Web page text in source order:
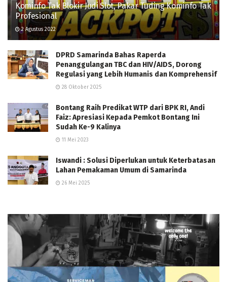
Kominfo Tak Blokir Judi Slot, Pakar Tuding Kominfo Tak
Profesional
2 Agustus 2022
DPRD Samarinda Bahas Raperda
Penanggulangan TBC dan HIV/AIDS, Dorong
Regulasi yang Lebih Humanis dan Komprehensif
28 Oktober 2025
Bontang Raih Predikat WTP dari BPK RI, Andi
Faiz: Apresiasi Kepada Pemkot Bontang Ini
Sudah Ke-9 Kalinya
11 Mei 2023
Iswandi : Solusi Diperlukan untuk Keterbatasan
Lahan Pemakaman Umum di Samarinda
26 Mei 2025